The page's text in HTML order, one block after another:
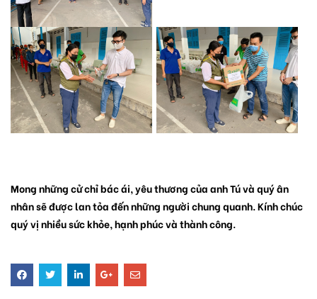
Mong những cử chỉ bác ái, yêu thương của anh Tú và quý ân
nhân sẽ được lan tỏa đến những người chung quanh. Kính chúc
quý vị nhiều sức khỏe, hạnh phúc và thành công.